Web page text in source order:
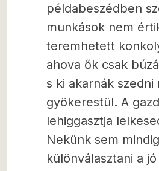
példabeszédben
munkások nem
teremhetett
ahova ők csak
s ki akarnák szedni
gyökerestül. A
lehiggasztja
Nekünk sem
különválasztani a